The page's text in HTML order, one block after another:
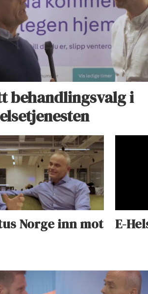
behandlingsvalg i
Norge inn mot
E-